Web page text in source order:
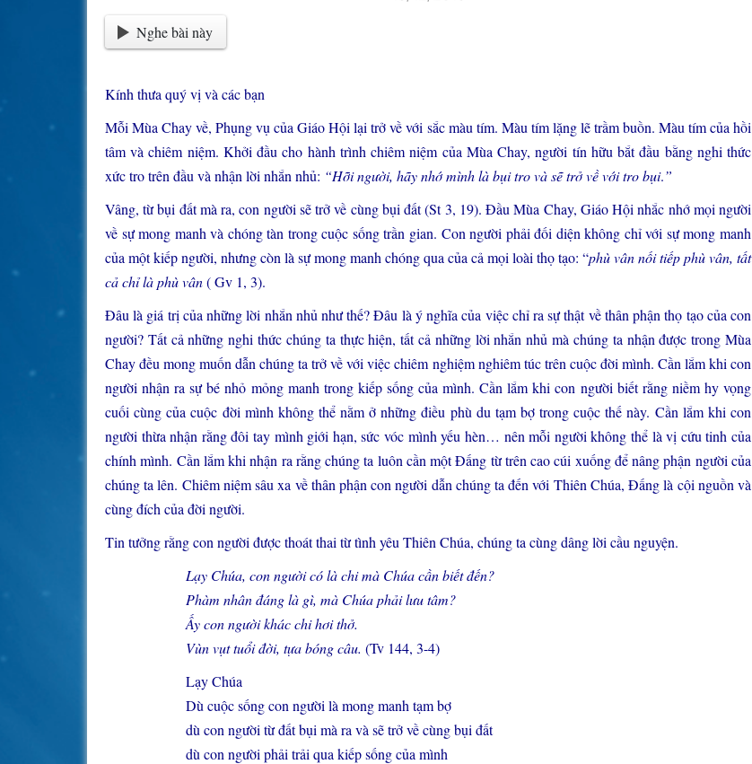
Nghe bài này
Kính thưa quý vị và các bạn
Mỗi Mùa Chay về, Phụng vụ của Giáo Hội lại trở về với sắc màu tím. Màu tím lặng lẽ trầm buồn. Màu tím của hồi
tâm và chiêm niệm. Khởi đầu cho hành trình chiêm niệm của Mùa Chay, người tín hữu bắt đầu bằng nghi thức
xức tro trên đầu và nhận lời nhắn nhủ: “Hỡi người, hãy nhớ mình là bụi tro và sẽ trở về với tro bụi.”
Vâng, từ bụi đất mà ra, con người sẽ trở về cùng bụi đất (St 3, 19). Đầu Mùa Chay, Giáo Hội nhắc nhớ mọi người
về sự mong manh và chóng tàn trong cuộc sống trần gian. Con người phải đối diện không chỉ với sự mong manh
của một kiếp người, nhưng còn là sự mong manh chóng qua của cả mọi loài thọ tạo: “phù vân nối tiếp phù vân, tất
cả chỉ là phù vân( Gv 1, 3).
Đâu là giá trị của những lời nhắn nhủ như thế? Đâu là ý nghĩa của việc chỉ ra sự thật về thân phận thọ tạo của con
người? Tất cả những nghi thức chúng ta thực hiện, tất cả những lời nhắn nhủ mà chúng ta nhận được trong Mùa
Chay đều mong muốn dẫn chúng ta trở về với việc chiêm nghiệm nghiêm túc trên cuộc đời mình. Cần lắm khi con
người nhận ra sự bé nhỏ mỏng manh trong kiếp sống của mình. Cần lắm khi con người biết rằng niềm hy vọng
cuối cùng của cuộc đời mình không thể nằm ở những điều phù du tạm bợ trong cuộc thế này. Cần lắm khi con
người thừa nhận rằng đôi tay mình giới hạn, sức vóc mình yếu hèn… nên mỗi người không thể là vị cứu tinh của
chính mình. Cần lắm khi nhận ra rằng chúng ta luôn cần một Đấng từ trên cao cúi xuống để nâng phận người của
chúng ta lên. Chiêm niệm sâu xa về thân phận con người dẫn chúng ta đến với Thiên Chúa, Đấng là cội nguồn và
cùng đích của đời người.
Tin tưởng rằng con người được thoát thai từ tình yêu Thiên Chúa, chúng ta cùng dâng lời cầu nguyện.
Lạy Chúa, con người có là chi mà Chúa cần biết đến?
Phàm nhân đáng là gì, mà Chúa phải lưu tâm?
Ấy con người khác chi hơi thở.
Vùn vụt tuổi đời, tựa bóng câu. (Tv 144, 3-4)
Lạy Chúa
Dù cuộc sống con người là mong manh tạm bợ
dù con người từ đất bụi mà ra và sẽ trở về cùng bụi đất
dù con người phải trải qua kiếp sống của mình